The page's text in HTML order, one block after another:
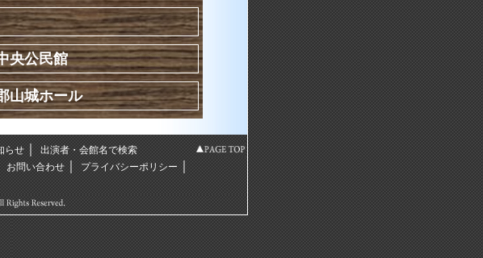
央公民館
山城ホール
らせ｜出演者・会館名で検索
お問い合わせ｜プライバシーポリシー｜